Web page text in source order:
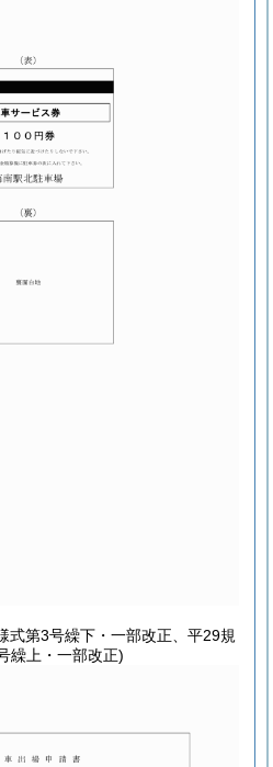
式第3号繰下・一部改正、平29規
繰上・一部改正)